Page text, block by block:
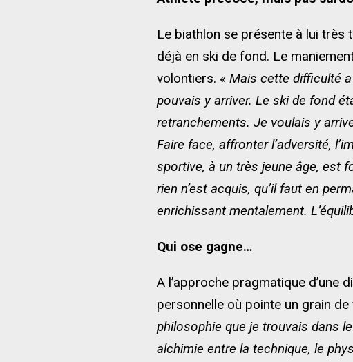
Le biathlon se présente à lui très
déjà en ski de fond. Le
volontiers. « Mais cette difficulté
pouvais y arriver. Le ski de fond
retranchements. Je voulais y
Faire face, affronter l’adversité,
sportive, à un très jeune âge, est
rien n’est acquis, qu’il faut en
enrichissant mentalement.
Qui ose gagne…
A l’approche pragmatique d’une
personnelle où pointe un grain de
philosophie que je trouvais dans
alchimie entre la technique, le